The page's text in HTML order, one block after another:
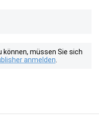
müssen Sie sich
anmelden